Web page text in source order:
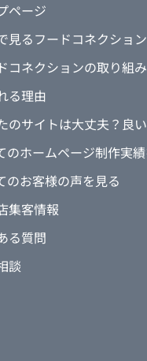
④数あるWEB会社の
は何ですか？
松喜すしさんからの
⑤制作後、一番変わ
予約フォームを設置
スムーズになりまし
個人通訳さんから
も増えましたね。
イベントのお知らせ
ました。
ページ
見るフードコネクション
コネクションの取り組み
る理由
のサイトは大丈夫？良
のホームページ制作実
のお客様の声を見る
集客情報
る質問
談